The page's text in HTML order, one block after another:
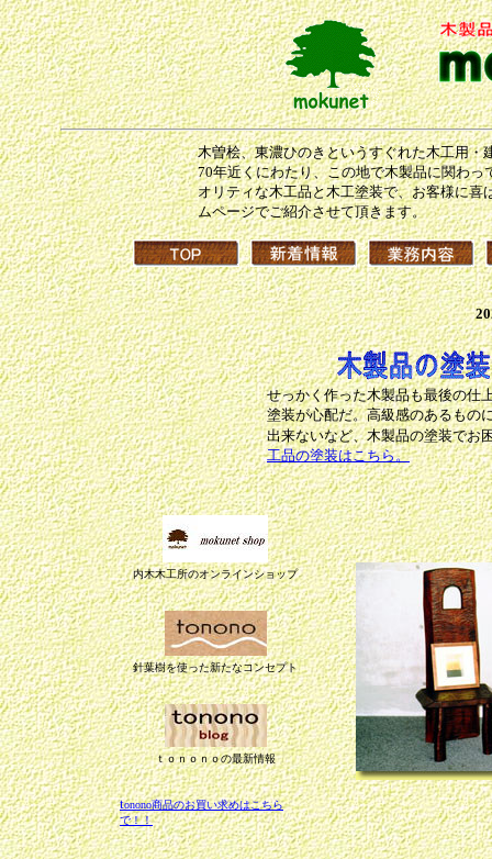
木曽桧、東濃ひのきというすぐれた木工用
70年近くにわたり、この地で木製品に関わっ
オリティな木工品と木工塗装で、お客様に
ムページでご紹介させて頂きます。
せっかく作った木製品も最後の
塗装が心配だ。高級感のあるもの
出来ないなど、木製品の塗装でお
工品の塗装はこちら。
内木木工所のオンラインショップ
針葉樹を使った新たなコンセプト
ｔｏｎｏｎｏの最新情報
tonono商品のお買い求めはこちら
で！！